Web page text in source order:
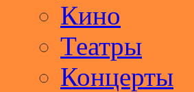
Кино
Театры
Концерты